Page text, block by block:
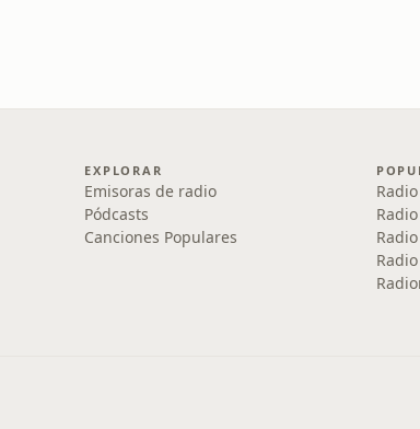
EXPLORAR
Emisoras de radio
Pódcasts
Canciones Populares